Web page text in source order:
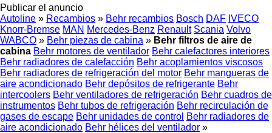
Publicar el anuncio
Autoline » Recambios » Behr recambios Bosch DAF IVECO
Knorr-Bremse MAN Mercedes-Benz Renault Scania Volvo
WABCO » Behr piezas de cabina » Behr filtros de aire de
cabina Behr motores de ventilador Behr calefactores interiores
Behr radiadores de calefacción Behr acoplamientos viscosos
Behr radiadores de refrigeración del motor Behr mangueras de
aire acondicionado Behr depósitos de refrigerante Behr
intercoolers Behr ventiladores de refrigeración Behr cuadros de
instrumentos Behr tubos de refrigeración Behr recirculación de
gases de escape Behr unidades de control Behr radiadores de
aire acondicionado Behr hélices del ventilador »